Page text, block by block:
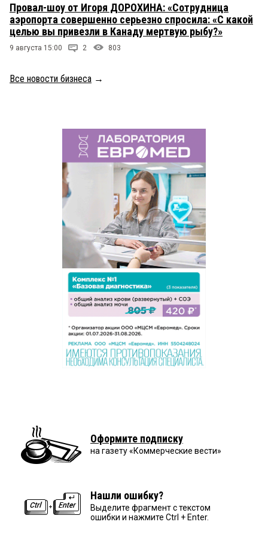
Провал-шоу от Игоря ДОРОХИНА: «Сотрудница
аэропорта совершенно серьезно спросила: «С какой
целью вы привезли в Канаду мертвую рыбу?»
9 августа 15:00 2 803
Все новости бизнеса →
Оформите подписку
на газету «Коммерческие вести»
Нашли ошибку?
Выделите фрагмент с текстом
ошибки и нажмите Ctrl + Enter.